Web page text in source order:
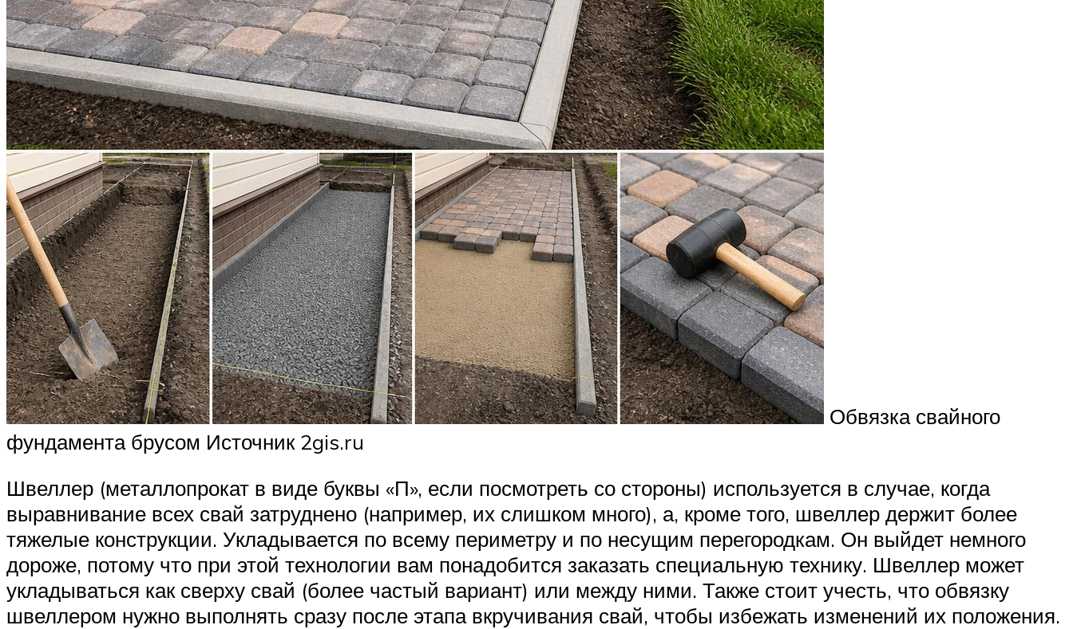
Обвязка свайного
фундамента брусом Источник 2gis.ru
Швеллер (металлопрокат в виде буквы «П», если посмотреть со стороны) используется в случае, когда
выравнивание всех свай затруднено (например, их слишком много), а, кроме того, швеллер держит более
тяжелые конструкции. Укладывается по всему периметру и по несущим перегородкам. Он выйдет немного
дороже, потому что при этой технологии вам понадобится заказать специальную технику. Швеллер может
укладываться как сверху свай (более частый вариант) или между ними. Также стоит учесть, что обвязку
швеллером нужно выполнять сразу после этапа вкручивания свай, чтобы избежать изменений их положения.